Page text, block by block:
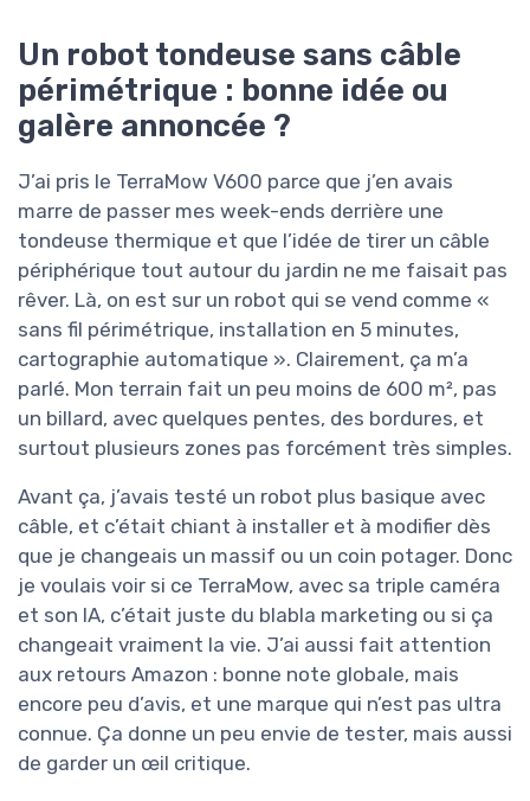
Un robot tondeuse sans câble
périmétrique : bonne idée ou
galère annoncée ?
J’ai pris le TerraMow V600 parce que j’en avais
marre de passer mes week-ends derrière une
tondeuse thermique et que l’idée de tirer un câble
périphérique tout autour du jardin ne me faisait pas
rêver. Là, on est sur un robot qui se vend comme «
sans fil périmétrique, installation en 5 minutes,
cartographie automatique ». Clairement, ça m’a
parlé. Mon terrain fait un peu moins de 600 m², pas
un billard, avec quelques pentes, des bordures, et
surtout plusieurs zones pas forcément très simples.
Avant ça, j’avais testé un robot plus basique avec
câble, et c’était chiant à installer et à modifier dès
que je changeais un massif ou un coin potager. Donc
je voulais voir si ce TerraMow, avec sa triple caméra
et son IA, c’était juste du blabla marketing ou si ça
changeait vraiment la vie. J’ai aussi fait attention
aux retours Amazon : bonne note globale, mais
encore peu d’avis, et une marque qui n’est pas ultra
connue. Ça donne un peu envie de tester, mais aussi
de garder un œil critique.